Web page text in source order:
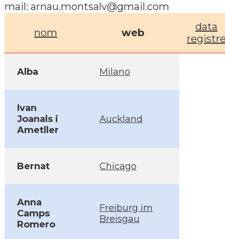
mail: arnau.montsalv@gmail.com
nom web
data
Alba Milano
Ivan
Joanals i
Ametller
Auckland
Bernat Chicago
Anna
Camps
Romero
Freiburg im
Breisgau